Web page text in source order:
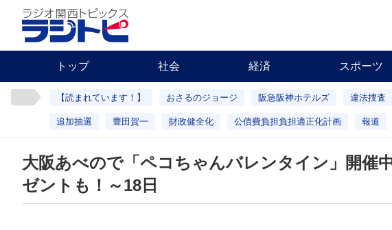
トップ 社会 経済 スポーツ
【読まれています！】 おさるのジョージ 阪急阪神ホテルズ 違法捜査
追加抽選 豊田賀一 財政健全化 公債費負担負担適正化計画 報道
大阪あべので「ペコちゃんバレンタイン」開
ゼントも！～18日